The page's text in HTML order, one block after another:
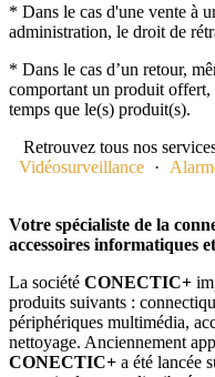
* Dans le cas d'une vente à
administration, le droit de
* Dans le cas d’un retour,
comportant un produit
temps que le(s) produit(s).
Retrouvez tous nos
Vidéosurveillance ·
Votre spécialiste de la
accessoires informatiques
La société CONECTIC+
produits suivants :
périphériques multimédia,
nettoyage. Anciennement
CONECTIC+ a été lancée